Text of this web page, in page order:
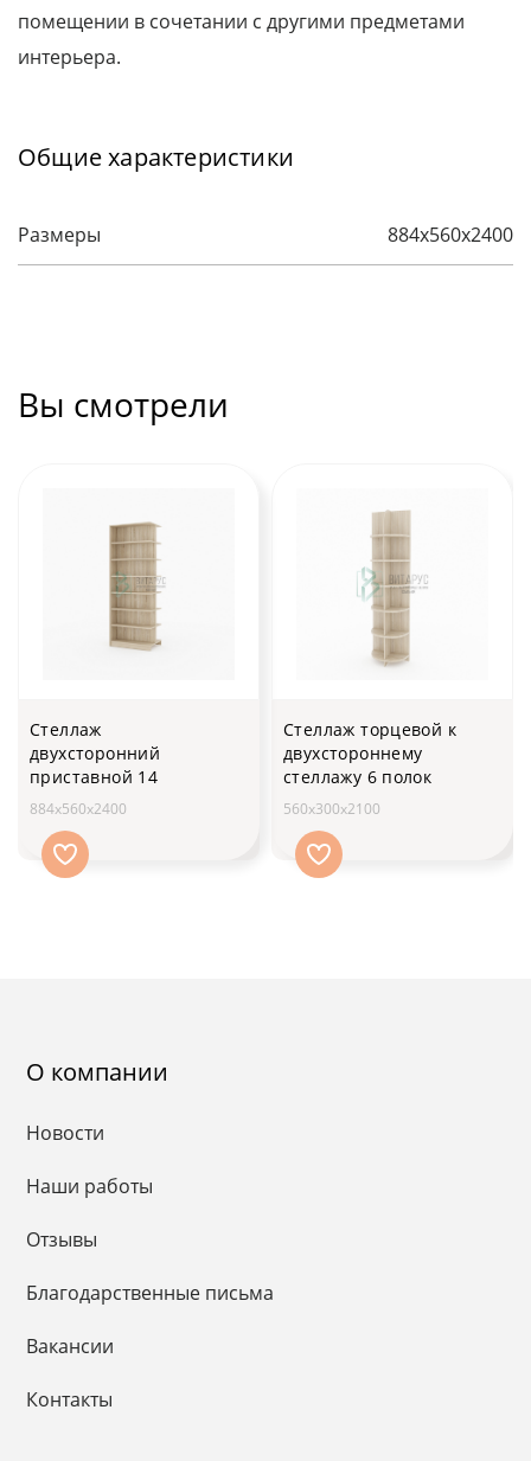
помещении в сочетании с другими предметами
интерьера.
Общие характеристики
Размеры 884х560х2400
Вы смотрели
Стеллаж
двухсторонний
приставной 14
884х560х2400
Стеллаж торцевой к
двухстороннему
стеллажу 6 полок
560х300x2100
О компании
Новости
Наши работы
Отзывы
Благодарственные письма
Вакансии
Контакты